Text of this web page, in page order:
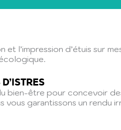
l’impression d’étuis sur
bien-être pour concevoir
garantissons un rendu